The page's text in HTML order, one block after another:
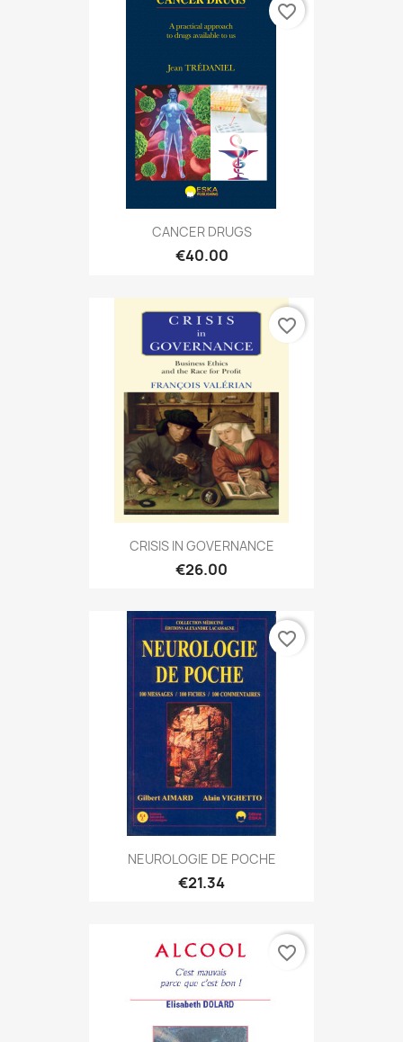
CANCER DRUGS
€40.00
favorite_border
CRISIS IN GOVERNANCE
€26.00
favorite_border
NEUROLOGIE DE POCHE
€21.34
favorite_border
favorite_border